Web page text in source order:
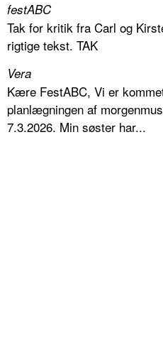
festABC
Tak for kritik fra Carl og
rigtige tekst. TAK
Vera
Kære FestABC, Vi er
planlægningen af
7.3.2026. Min søster har...